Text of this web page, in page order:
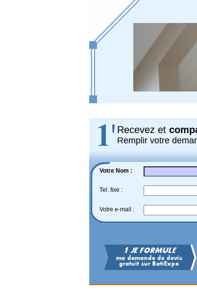
Recevez et
Remplir votre
Votre Nom :
Tel. fixe :
Votre e-mail :